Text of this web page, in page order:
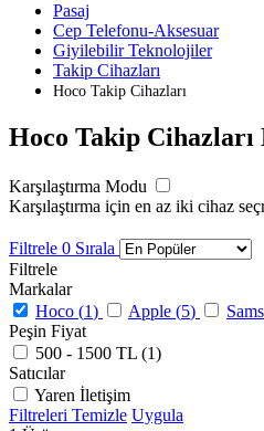
Pasaj
Cep Telefonu-Aksesuar
Giyilebilir Teknolojiler
Takip Cihazları
Hoco Takip Cihazları
Hoco Takip
Karşılaştırma Modu
Karşılaştırma için en az iki cihaz
Filtrele 0 Sırala
Filtrele
Markalar
Hoco (1) Apple (5)
Peşin Fiyat
500 - 1500 TL (1)
Satıcılar
Yaren İletişim
Filtreleri Temizle Uygula